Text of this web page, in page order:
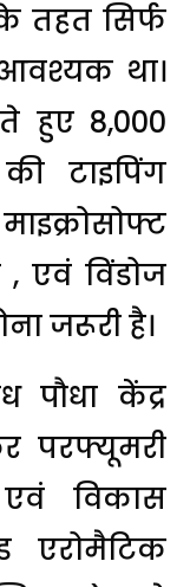
तहत सिर्फ
था।
हुए 8,000
टाइपिंग
एवं विंडोज
जरूरी है।
पौधा केंद्र
परफ्यूमरी
विकास
एरोमैटिक